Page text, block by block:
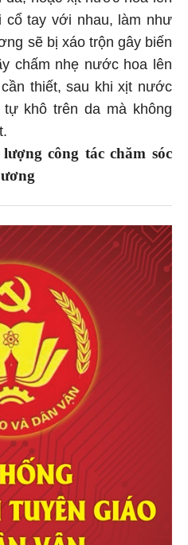
cổ tay với nhau, làm như
sẽ bị xáo trộn gây biến
chấm nhẹ nước hoa lên
thiết, sau khi xịt nước
khô trên da mà không
công tác chăm sóc